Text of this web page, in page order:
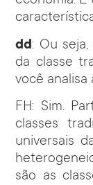
dd: Ou
da classe
você
FH: Sim.
classes
universais
são as